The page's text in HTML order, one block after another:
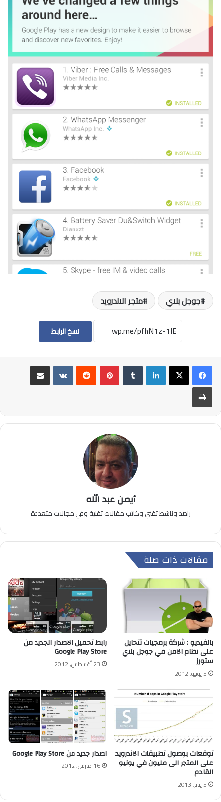
جوجل بلاي متجر الاندرويد
نسخ الرابط
لينكدإن بينتيريست
مشاركة عبر البريد
طباعة
أيمن عبد الله
راصد وناشط تقني وكاتب مقالات تقنية وفي مجالات متعددة
مقالات ذات صلة
بالفيديو : شركة برمجيات تتحايل
على نظام الامن في جوجل بلاي
ستورز
5 يونيو, 2012
رابط تحميل الاصدار الجديد من
Google Play Store
23 أغسطس, 2012
توقعات بوصول تطبيقات الاندرويد
على المتجر الى مليون في يونيو
القادم
5 يناير, 2013
اصدار جديد من Google Play Store
16 مارس, 2012